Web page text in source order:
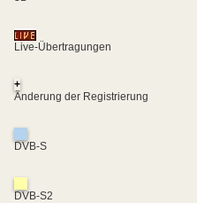
Live-Übertragungen
+
Änderung der Registrierung
DVB-S
DVB-S2